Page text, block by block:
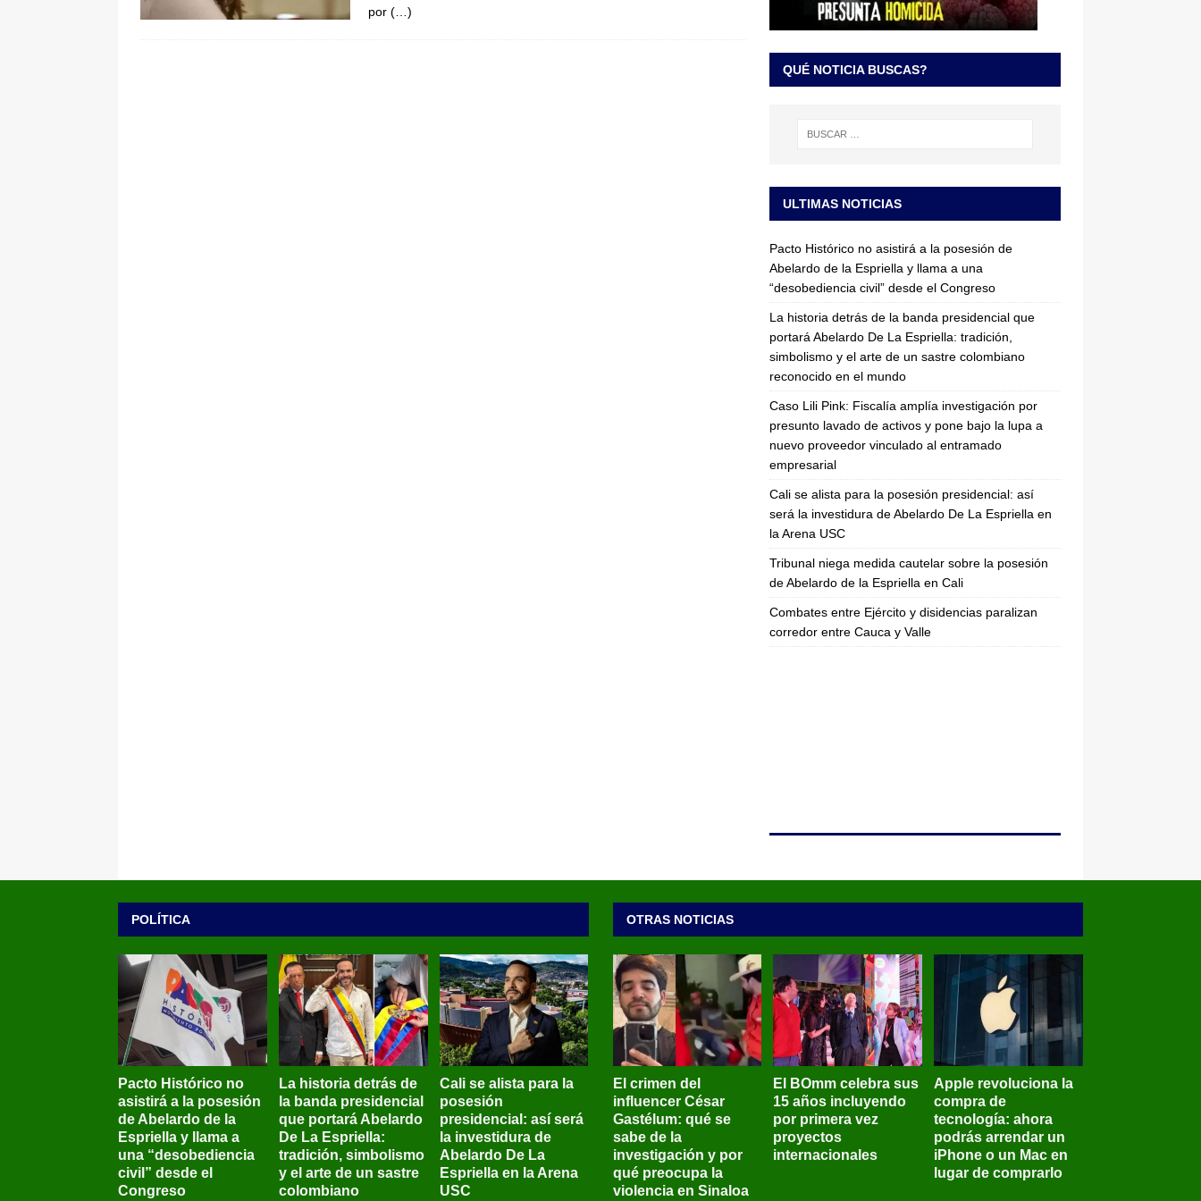
De La Espriella en la Arena USC LO ÚLTIMO
por (…)
QUÉ NOTICIA BUSCAS?
ULTIMAS NOTICIAS
Pacto Histórico no asistirá a la posesión de
Abelardo de la Espriella y llama a una
“desobediencia civil” desde el Congreso
La historia detrás de la banda presidencial que
portará Abelardo De La Espriella: tradición,
simbolismo y el arte de un sastre colombiano
reconocido en el mundo
Caso Lili Pink: Fiscalía amplía investigación por
presunto lavado de activos y pone bajo la lupa a
nuevo proveedor vinculado al entramado
empresarial
Cali se alista para la posesión presidencial: así
será la investidura de Abelardo De La Espriella en
la Arena USC
Tribunal niega medida cautelar sobre la posesión
de Abelardo de la Espriella en Cali
Combates entre Ejército y disidencias paralizan
corredor entre Cauca y Valle
POLÍTICA
Pacto Histórico no
asistirá a la posesión
de Abelardo de la
Espriella y llama a
una “desobediencia
civil” desde el
Congreso
La historia detrás de
la banda presidencial
que portará Abelardo
De La Espriella:
tradición, simbolismo
y el arte de un sastre
colombiano
Cali se alista para la
posesión
presidencial: así será
la investidura de
Abelardo De La
Espriella en la Arena
USC
OTRAS NOTICIAS
El crimen del
influencer César
Gastélum: qué se
sabe de la
investigación y por
qué preocupa la
violencia en Sinaloa
El BOmm celebra sus
15 años incluyendo
por primera vez
proyectos
internacionales
Apple revoluciona la
compra de
tecnología: ahora
podrás arrendar un
iPhone o un Mac en
lugar de comprarlo